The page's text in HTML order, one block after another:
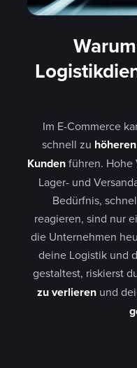
Im E-Commerce
schnell zu
Kundenführen. Hohe
Lager- und
Bedürfnis,
reagieren, sind nur
die Unternehmen
deine Logistik und
gestaltest, riskierst
zu verlierenund